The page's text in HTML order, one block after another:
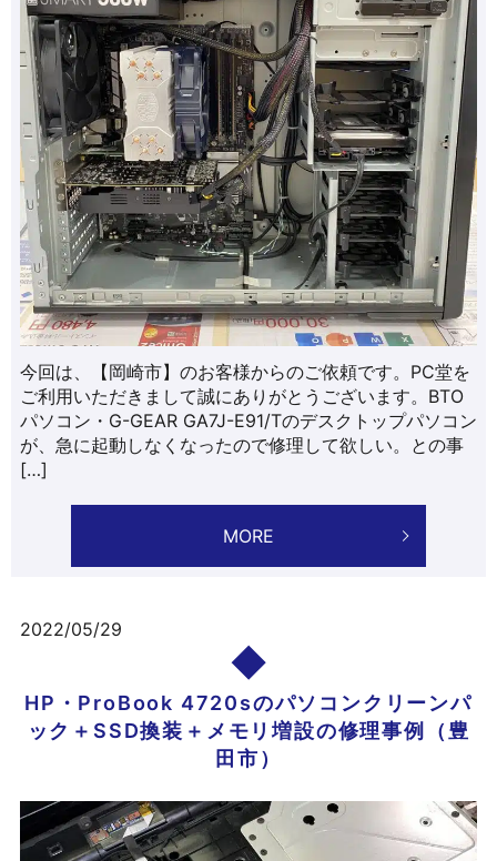
今回は、【岡崎市】のお客様からのご依頼です。PC堂を
ご利用いただきまして誠にありがとうございます。BTO
パソコン・G-GEAR GA7J-E91/Tのデスクトップパソコン
が、急に起動しなくなったので修理して欲しい。との事
[…]
MORE
2022/05/29
HP・ProBook 4720sのパソコンクリーンパ
ック＋SSD換装＋メモリ増設の修理事例（豊
田市）